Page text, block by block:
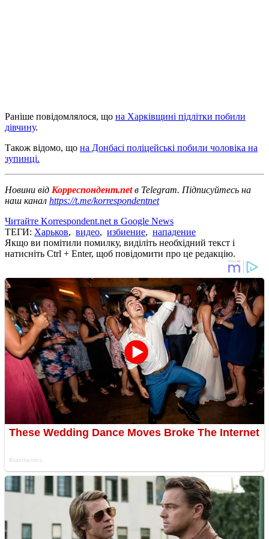
Раніше повідомлялося, що на Харківщині підлітки побили
дівчину.
Також відомо, що на Донбасі поліцейські побили чоловіка на
зупинці.
Новини від Корреспондент.netв Telegram. Підписуйтесь на
наш канал https://t.me/korrespondentnet
Читайте Korrespondent.net в Google News
ТЕГИ: Харьков, видео, избиение, нападение
Якщо ви помітили помилку, виділіть необхідний текст і
натисніть Ctrl + Enter, щоб повідомити про це редакцію.